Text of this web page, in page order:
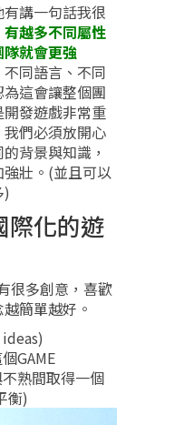
講一句話我很
越多不同屬性
就會更強
同語言、不同
這會讓整個團
發遊戲非常重
們必須放開心
背景與知識，
壯。(並且可以
際化的遊
很多創意，喜歡
簡單越好。
GAME
熟間取得一個
衡)